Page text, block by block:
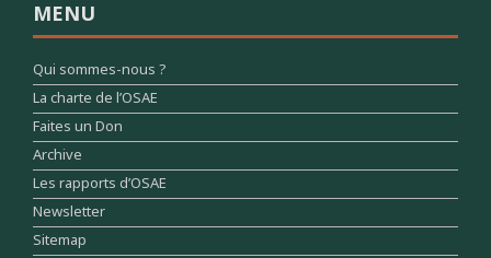
MENU
Qui sommes-nous ?
La charte de l’OSAE
Faites un Don
Archive
Les rapports d’OSAE
Newsletter
Sitemap